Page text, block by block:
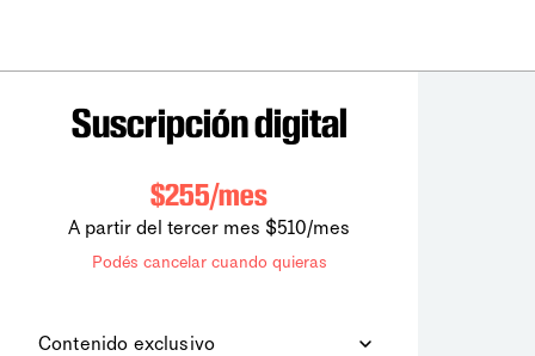
Suscripción digital
$255/mes
A partir del tercer mes $510/mes
Podés cancelar cuando quieras
Contenido exclusivo